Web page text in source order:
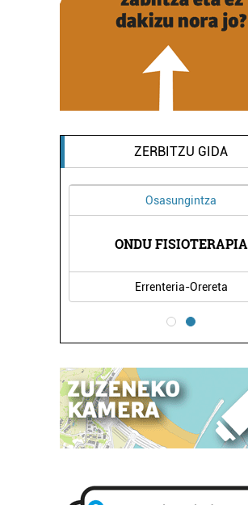
ZERBITZU GIDA
Osasungintza
ONDU FISIOTERAPIA
Errenteria-Orereta